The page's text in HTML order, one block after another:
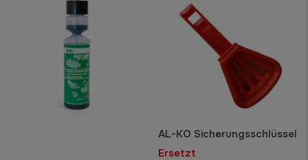
AL-KO Sicherungsschlüssel
Ersetzt